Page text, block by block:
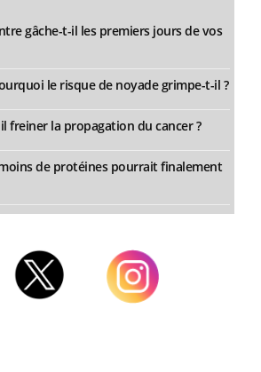
gâche-t-il les premiers jours de vos
le risque de noyade grimpe-t-il ?
freiner la propagation du cancer ?
de protéines pourrait finalement